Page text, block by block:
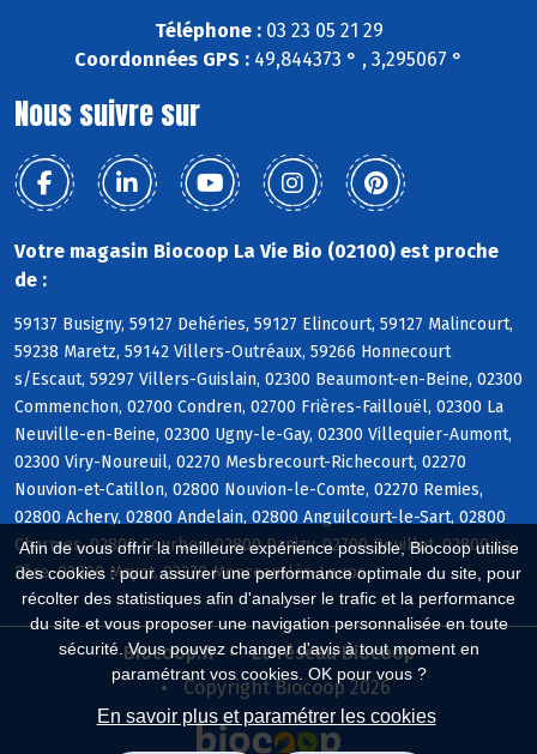
Afin de vous offrir la meilleure expérience possible, Biocoop utilise
des cookies : pour assurer une performance optimale du site, pour
récolter des statistiques afin d'analyser le trafic et la performance
du site et vous proposer une navigation personnalisée en toute
sécurité. Vous pouvez changer d'avis à tout moment en
paramétrant vos cookies. OK pour vous ?
En savoir plus et paramétrer les cookies
Téléphone :03 23 05 21 29
Coordonnées GPS : 49,844373 ° , 3,295067 °
Nous suivre sur
Votre magasin Biocoop La Vie Bio (02100) est proche
de :
59137 Busigny, 59127 Dehéries, 59127 Elincourt, 59127 Malincourt,
59238 Maretz, 59142 Villers-Outréaux, 59266 Honnecourt
s/Escaut, 59297 Villers-Guislain, 02300 Beaumont-en-Beine, 02300
Commenchon, 02700 Condren, 02700 Frières-Faillouël, 02300 La
Neuville-en-Beine, 02300 Ugny-le-Gay, 02300 Villequier-Aumont,
02300 Viry-Noureuil, 02270 Mesbrecourt-Richecourt, 02270
Nouvion-et-Catillon, 02800 Nouvion-le-Comte, 02270 Remies,
02800 Achery, 02800 Andelain, 02800 Anguilcourt-le-Sart, 02800
Charmes, 02800 Courbes, 02800 Danizy, 02700 Deuillet, 02800 La
Fère, 02800 Mayot, 02270 Monceau-lès-Leups
Biocoop.fr
Le réseau Biocoop
Copyright Biocoop 2026